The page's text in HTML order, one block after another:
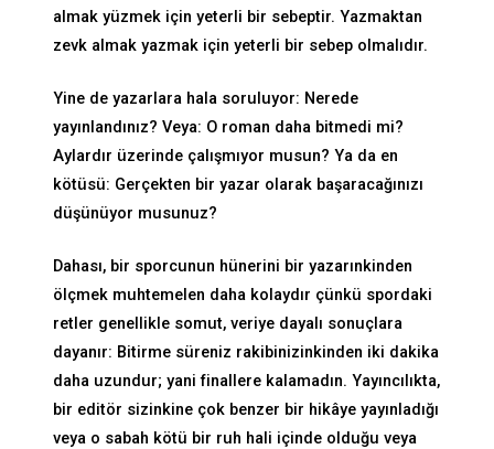
almak yüzmek için yeterli bir sebeptir. Yazmaktan
zevk almak yazmak için yeterli bir sebep olmalıdır.
Yine de yazarlara hala soruluyor: Nerede
yayınlandınız? Veya: O roman daha bitmedi mi?
Aylardır üzerinde çalışmıyor musun? Ya da en
kötüsü: Gerçekten bir yazar olarak başaracağınızı
düşünüyor musunuz?
Dahası, bir sporcunun hünerini bir yazarınkinden
ölçmek muhtemelen daha kolaydır çünkü spordaki
retler genellikle somut, veriye dayalı sonuçlara
dayanır: Bitirme süreniz rakibinizinkinden iki dakika
daha uzundur; yani finallere kalamadın. Yayıncılıkta,
bir editör sizinkine çok benzer bir hikâye yayınladığı
veya o sabah kötü bir ruh hali içinde olduğu veya